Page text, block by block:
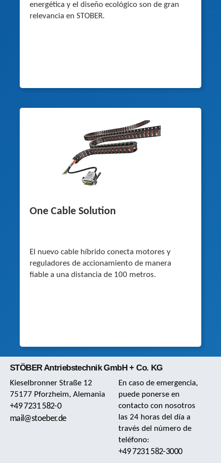
energética y el diseño ecológico son de gran
relevancia en STOBER.
One Cable Solution
El nuevo cable híbrido conecta motores y
reguladores de accionamiento de manera
fiable a una distancia de 100 metros.
STÖBER Antriebstechnik GmbH + Co. KG
Kieselbronner Straße 12
75177 Pforzheim, Alemania
+49 7231 582-0
mail@stoeber.de
En caso de emergencia,
puede ponerse en
contacto con nosotros
las 24 horas del día a
través del número de
teléfono:
+49 7231 582-3000